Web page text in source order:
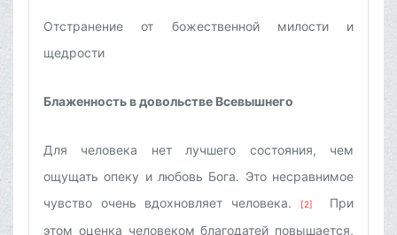
Отстранение от божественной милости и
щедрости
Блаженность в довольстве Всевышнего
Для человека нет лучшего состояния, чем
ощущать опеку и любовь Бога. Это несравнимое
чувство очень вдохновляет человека.
[2]
При
этом оценка человеком благодатей повышается,